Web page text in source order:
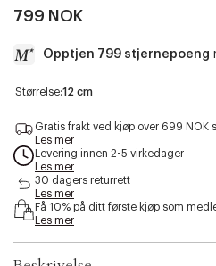
Samme
799 NOK
Opptjen 799 stjernepoeng
a
c
s
b
i
Størrelse:12 cm
Gratis frakt ved kjøp over 699 NOK
Les mer
Levering innen 2-5 virkedager
Les mer
30 dagers returrett
Les mer
Få 10% på ditt første kjøp som
Les mer